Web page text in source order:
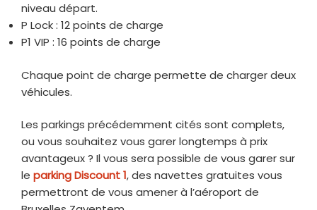
niveau départ.
P Lock : 12 points de charge
P1 VIP : 16 points de charge
Chaque point de charge permette de charger deux
véhicules.
Les parkings précédemment cités sont complets,
ou vous souhaitez vous garer longtemps à prix
avantageux ? Il vous sera possible de vous garer sur
le parking Discount 1, des navettes gratuites vous
permettront de vous amener à l’aéroport de